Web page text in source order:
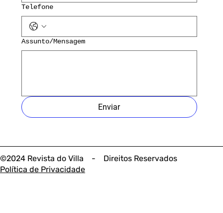
©2024 Revista do Villa - Direitos Reservados
Política de Privacidade
Telefone
Assunto/Mensagem
Enviar